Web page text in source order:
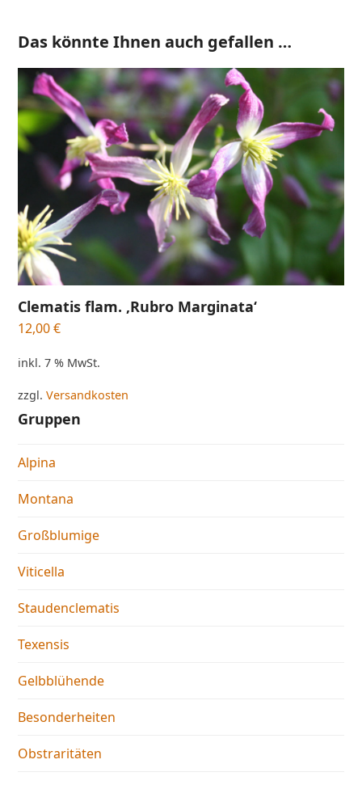
Das könnte Ihnen auch gefallen …
Clematis flam. ‚Rubro Marginata‘
12,00€
inkl. 7 % MwSt.
zzgl.Versandkosten
Gruppen
Alpina
Montana
Großblumige
Viticella
Staudenclematis
Texensis
Gelbblühende
Besonderheiten
Obstraritäten